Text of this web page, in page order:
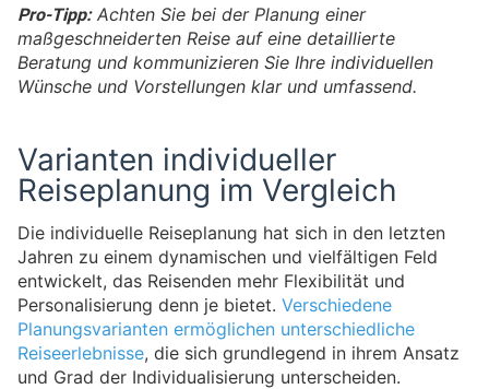
Pro-Tipp: Achten Sie bei der Planung einer
maßgeschneiderten Reise auf eine detaillierte
Beratung und kommunizieren Sie Ihre individuellen
Wünsche und Vorstellungen klar und umfassend.
Varianten individueller
Reiseplanung im Vergleich
Die individuelle Reiseplanung hat sich in den letzten
Jahren zu einem dynamischen und vielfältigen Feld
entwickelt, das Reisenden mehr Flexibilität und
Personalisierung denn je bietet. Verschiedene
Planungsvarianten ermöglichen unterschiedliche
Reiseerlebnisse, die sich grundlegend in ihrem Ansatz
und Grad der Individualisierung unterscheiden.